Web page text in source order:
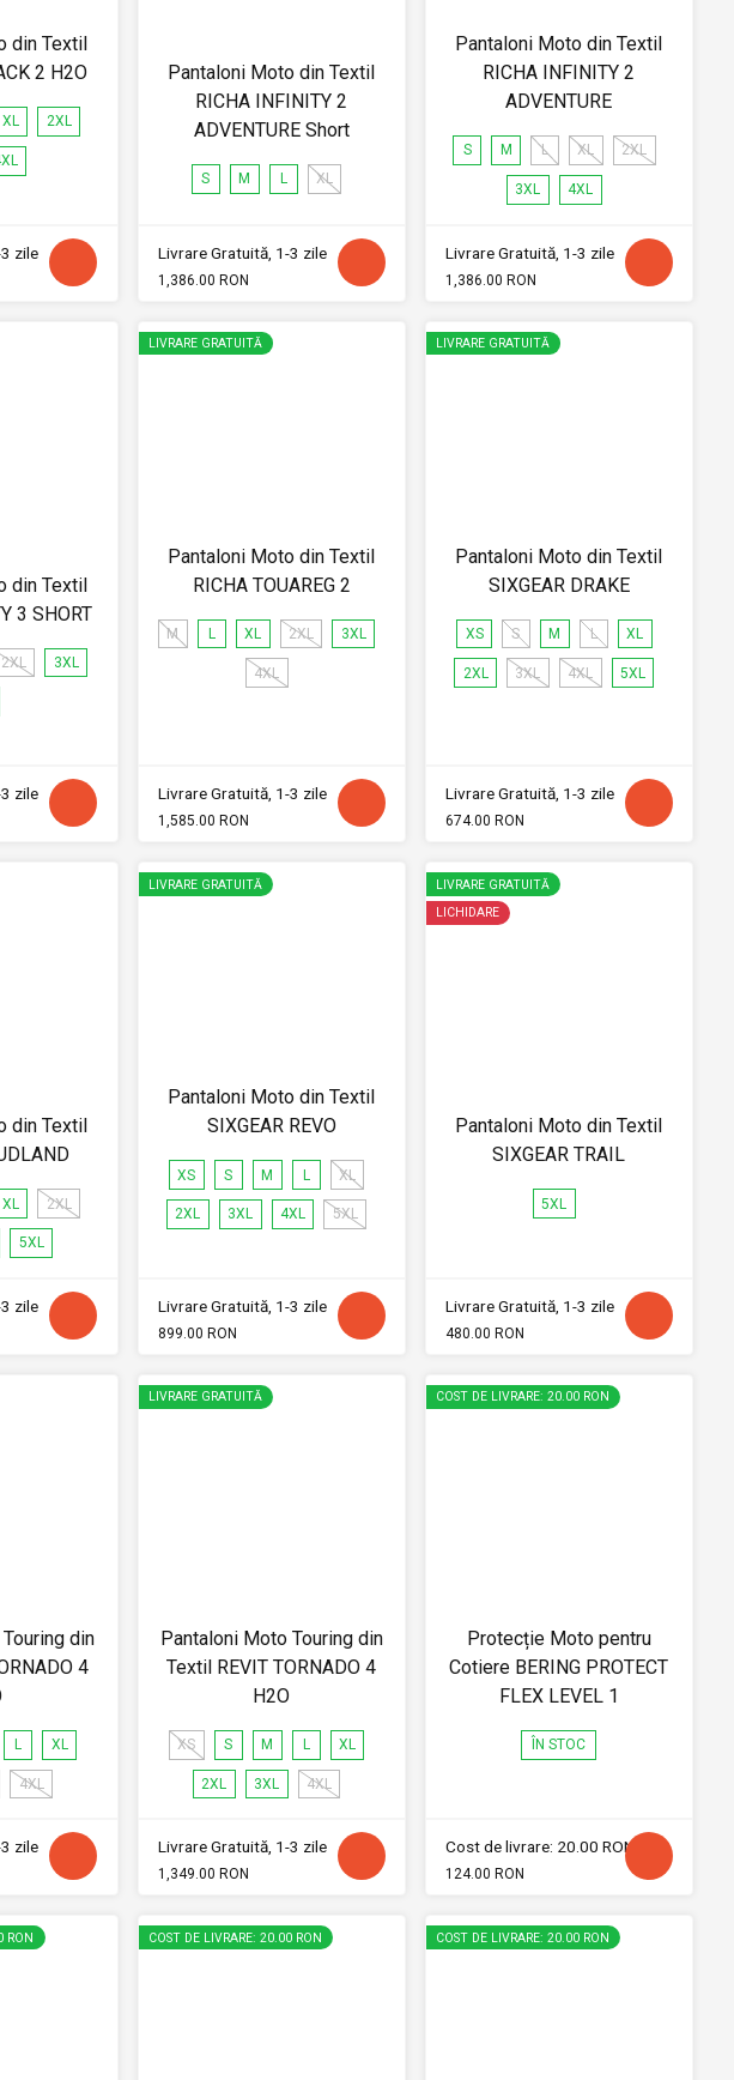
din Textil
2 H2O
XL 2XL
zile
Pantaloni Moto din Textil
RICHA INFINITY 2
ADVENTURE Short
S M L XL
Livrare Gratuită, 1-3 zile
1,386.00 RON
Pantaloni Moto din Textil
RICHA INFINITY 2
ADVENTURE
S M L XL 2XL
3XL 4XL
Livrare Gratuită, 1-3 zile
1,386.00 RON
din Textil
3 SHORT
2XL 3XL
zile
LIVRARE GRATUITĂ
Pantaloni Moto din Textil
RICHA TOUAREG 2
M L XL 2XL 3XL
4XL
Livrare Gratuită, 1-3 zile
1,585.00 RON
LIVRARE GRATUITĂ
Pantaloni Moto din Textil
SIXGEAR DRAKE
XS S M L XL
2XL 3XL 4XL 5XL
Livrare Gratuită, 1-3 zile
674.00 RON
din Textil
XL 2XL
5XL
zile
LIVRARE GRATUITĂ
Pantaloni Moto din Textil
SIXGEAR REVO
XS S M L XL
2XL 3XL 4XL 5XL
Livrare Gratuită, 1-3 zile
899.00 RON
LIVRARE GRATUITĂ
LICHIDARE
Pantaloni Moto din Textil
SIXGEAR TRAIL
5XL
Livrare Gratuită, 1-3 zile
480.00 RON
din
4
L XL
4XL
zile
LIVRARE GRATUITĂ
Pantaloni Moto Touring din
Textil REVIT TORNADO 4
H2O
XS S M L XL
2XL 3XL 4XL
Livrare Gratuită, 1-3 zile
1,349.00 RON
COST DE LIVRARE: 20.00 RON
Protecție Moto pentru
Cotiere BERING PROTECT
FLEX LEVEL 1
ÎN STOC
Cost de livrare: 20.00 RON
124.00 RON
RON COST DE LIVRARE: 20.00 RON COST DE LIVRARE: 20.00 RON